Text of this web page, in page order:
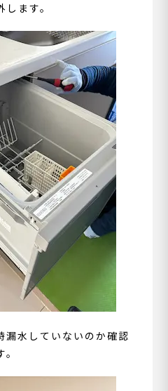
ます。
漏水していないのか確認